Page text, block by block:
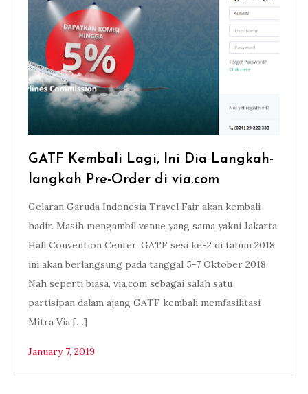
GATF Kembali Lagi, Ini Dia Langkah-
langkah Pre-Order di via.com
Gelaran Garuda Indonesia Travel Fair akan kembali
hadir. Masih mengambil venue yang sama yakni Jakarta
Hall Convention Center, GATF sesi ke-2 di tahun 2018
ini akan berlangsung pada tanggal 5-7 Oktober 2018.
Nah seperti biasa, via.com sebagai salah satu
partisipan dalam ajang GATF kembali memfasilitasi
Mitra Via […]
January 7, 2019